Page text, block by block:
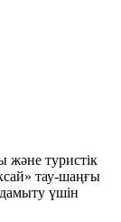
және туристік
тау-шаңғы
үшін